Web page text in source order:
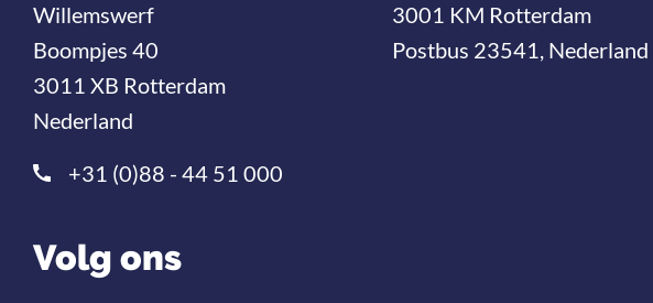
Willemswerf
Boompjes 40
3011 XB Rotterdam
Nederland
+31 (0)88 - 44 51 000
3001 KM Rotterdam
Postbus 23541, Nederland
Volg ons